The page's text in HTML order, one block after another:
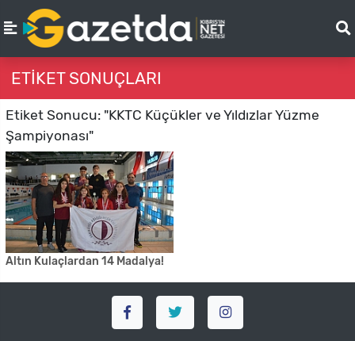
ETIKET SONUÇLARI
Etiket Sonucu: "KKTC Küçükler ve Yıldızlar Yüzme
Şampiyonası"
Altın Kulaçlardan 14 Madalya!